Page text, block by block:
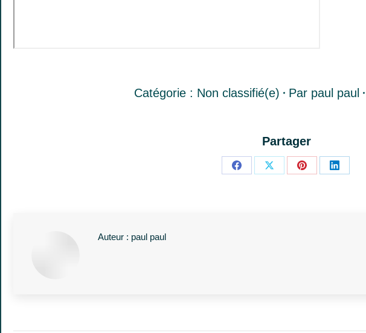
Catégorie : Non classifié(e) Par paul paul
Partager
PartagerPartagerPartagerPartager
Auteur : paul paul